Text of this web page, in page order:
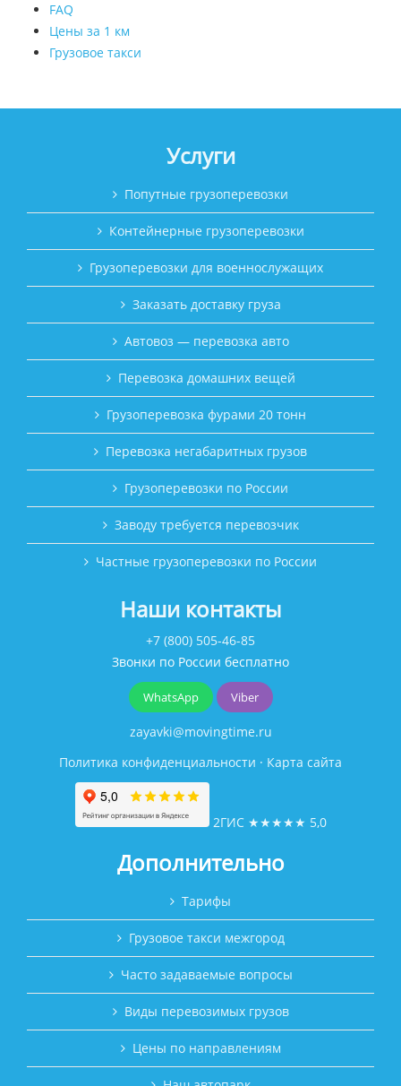
FAQ
Цены за 1 км
Грузовое такси
Услуги
Попутные грузоперевозки
Контейнерные грузоперевозки
Грузоперевозки для военнослужащих
Заказать доставку груза
Автовоз — перевозка авто
Перевозка домашних вещей
Грузоперевозка фурами 20 тонн
Перевозка негабаритных грузов
Грузоперевозки по России
Заводу требуется перевозчик
Частные грузоперевозки по России
Наши контакты
+7 (800) 505-46-85
Звонки по России бесплатно
WhatsApp Viber
zayavki@movingtime.ru
Политика конфиденциальности · Карта сайта
2ГИС ★★★★★ 5,0
Дополнительно
Тарифы
Грузовое такси межгород
Часто задаваемые вопросы
Виды перевозимых грузов
Цены по направлениям